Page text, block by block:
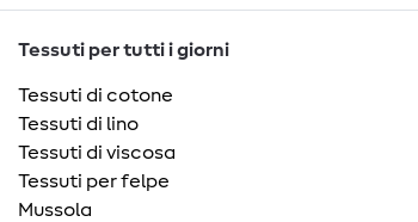
Tessuti per tutti i giorni
Tessuti di cotone
Tessuti di lino
Tessuti di viscosa
Tessuti per felpe
Mussola